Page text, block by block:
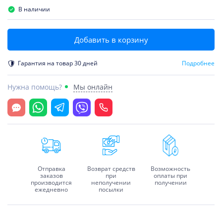
В наличии
Добавить в корзину
Гарантия на товар 30 дней Подробнее
Нужна помощь? Мы онлайн
Открыть чат
WhatsappTelegramViber Позвонить
Отправка
заказов
производится
ежедневно
Возврат средств
при
неполучении
посылки
Возможность
оплаты при
получении